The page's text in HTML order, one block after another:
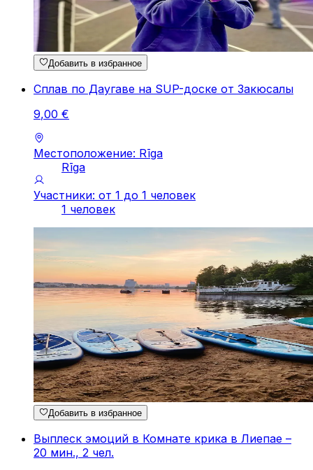
Добавить в избранное
Сплав по Даугаве на SUP-доске от Закюсалы
9,00 €
Местоположение: Rīga
Rīga
Участники: от 1 до 1 человек
1 человек
Добавить в избранное
Выплеск эмоций в Комнате крика в Лиепае –
20 мин., 2 чел.